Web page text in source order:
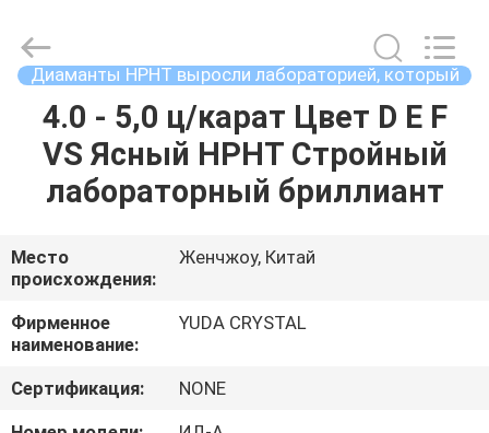
ДОМ
ПРОДУКТЫ
О
НАС
ПУТЕШЕСТВИЕ
ФАБРИКИ
Yuda
Crystal
Co.,Ltd.
Reserved.
Диаманты HPHT выросли лабораторией, который
4.0 - 5,0 ц/карат Цвет D E F
VS Ясный HPHT Стройный
лабораторный бриллиант
Место
происхождения:
Женчжоу, Китай
Фирменное
наименование:
YUDA CRYSTAL
Сертификация:
NONE